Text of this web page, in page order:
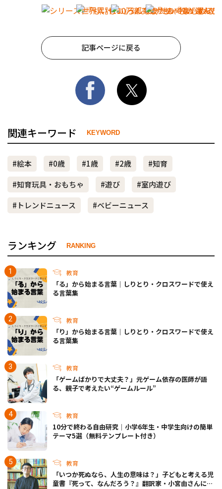
記事ページに戻る
関連キーワード KEYWORD
#絵本 #0歳 #1歳 #2歳
#知育
#知育玩具・おもちゃ
#遊び
#室内遊び
#トレンドニュース
#ベビーニュース
ランキング RANKING
教育
「る」から始まる言葉｜しりとり・クロスワードで使え
る言葉集
教育
「り」から始まる言葉｜しりとり・クロスワードで使え
る言葉集
教育
「ゲームばかりで大丈夫？」元ゲーム依存の医師が語
る、親子で考えたい“ゲームルール”
教育
10分で終わる自由研究｜小学6年生・中学生向けの簡単
テーマ5選（無料テンプレート付き）
教育
「いつか死ぬなら、人生の意味は？」子どもと考える児
童書『死って、なんだろう？』翻訳家・小宮由さんに聞